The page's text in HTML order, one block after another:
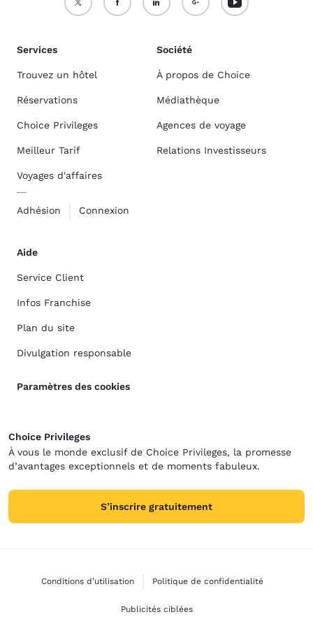
Services
Trouvez un hôtel
Réservations
Choice Privileges
Meilleur Tarif
Voyages d'affaires
Adhésion Connexion
Société
À propos de Choice
Médiathèque
Agences de voyage
Relations Investisseurs
Aide
Service Client
Infos Franchise
Plan du site
Divulgation responsable
Paramètres des cookies
Choice Privileges
À vous le monde exclusif de Choice Privileges, la promesse
d’avantages exceptionnels et de moments fabuleux.
S’inscrire gratuitement
Conditions d’utilisation Politique de confidentialité
Publicités ciblées